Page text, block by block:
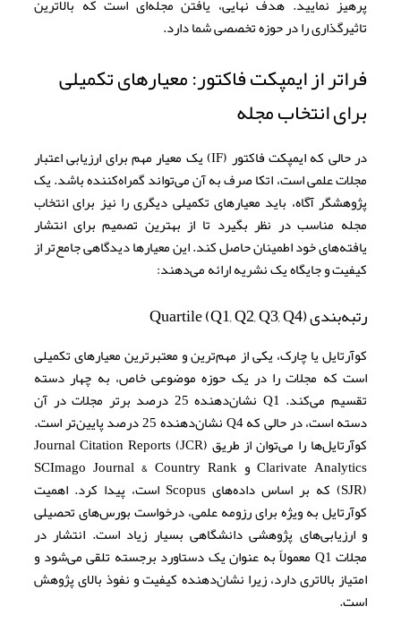
پرهیز نمایید. هدف نهایی، یافتن مجله‌ای است که بالاترین
تاثیرگذاری را در حوزه تخصصی شما دارد.
فراتر از ایمپکت فاکتور: معیارهای تکمیلی
برای انتخاب مجله
در حالی که ایمپکت فاکتور (IF) یک معیار مهم برای ارزیابی اعتبار
مجلات علمی است، اتکا صرف به آن می‌تواند گمراه‌کننده باشد. یک
پژوهشگر آگاه، باید معیارهای تکمیلی دیگری را نیز برای انتخاب
مجله مناسب در نظر بگیرد تا از بهترین تصمیم برای انتشار
یافته‌های خود اطمینان حاصل کند. این معیارها دیدگاهی جامع‌تر از
کیفیت و جایگاه یک نشریه ارائه می‌دهند:
رتبه‌بندی Quartile (Q1, Q2, Q3, Q4)
کوآرتایل یا چارک، یکی از مهم‌ترین و معتبرترین معیارهای تکمیلی
است که مجلات را در یک حوزه موضوعی خاص، به چهار دسته
تقسیم می‌کند. Q1 نشان‌دهنده 25 درصد برتر مجلات در آن
دسته است، در حالی که Q4 نشان‌دهنده 25 درصد پایین‌تر است.
کوآرتایل‌ها را می‌توان از طریق Journal Citation Reports (JCR)
Clarivate Analytics و SCImago Journal & Country Rank
(SJR) که بر اساس داده‌های Scopus است، پیدا کرد. اهمیت
کوآرتایل به ویژه برای رزومه علمی، درخواست بورس‌های تحصیلی
و ارزیابی‌های پژوهشی دانشگاهی بسیار زیاد است. انتشار در
مجلات Q1 معمولاً به عنوان یک دستاورد برجسته تلقی می‌شود و
امتیاز بالاتری دارد، زیرا نشان‌دهنده کیفیت و نفوذ بالای پژوهش
است.